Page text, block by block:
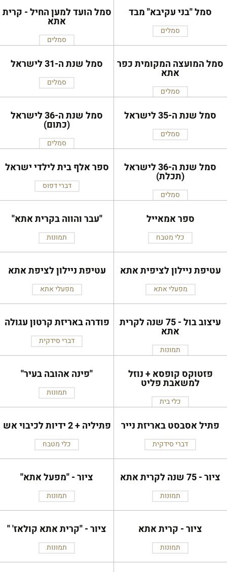
סמל ''בני עקיבא'' מבד
סמלים
סמל הועד למען החיל - קרית
אתא
סמלים
סמל המועצה המקומית כפר
אתא
סמלים
סמל שנת ה-31 לישראל
סמלים
סמל שנת ה-35 לישראל
סמלים
סמל שנת ה-36 לישראל
(כתום)
סמלים
סמל שנת ה-36 לישראל
(תכלת)
סמלים
ספר אלף בית לילדי ישראל
דברי דפוס
ספר אמאייל
כלי מטבח
''עבר והווה בקרית אתא''
תמונות
עטיפת ניילון לציפית אתא
מפעלי אתא
עטיפת ניילון לציפת אתא
מפעלי אתא
עיצוב בול - 75 שנה לקרית
אתא
תמונות
פודרה באריזת קרטון עגולה
דברי סידקית
פזטוקס קופסא + נוזל
למשאבת פליט
כלי בית
''פינה אהובה בעיר''
תמונות
פתיל אסבסט באריזת נייר
דברי סידקית
פתיליה + 2 ידיות לכיבוי אש
כלי מטבח
ציור - 75 שנה לקרית אתא
תמונות
ציור - ''מפעל אתא''
תמונות
ציור - קרית אתא
תמונות
ציור - ''קרית אתא קולאז' ''
תמונות